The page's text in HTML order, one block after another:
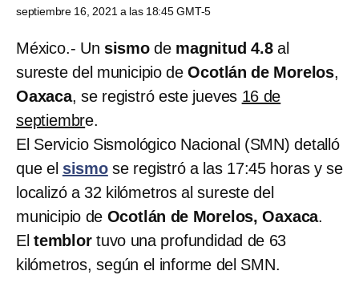
septiembre 16, 2021 a las 18:45 GMT-5
México.- Un sismode magnitud 4.8al
sureste del municipio deOcotlán de Morelos,
Oaxaca, se registró este jueves 16 de
septiembre.
El Servicio Sismológico Nacional (SMN) detalló
que el sismose registró a las 17:45 horas y se
localizó a 32 kilómetros al sureste del
municipio de Ocotlán de Morelos, Oaxaca.
El temblortuvo una profundidad de 63
kilómetros, según el informe del SMN.